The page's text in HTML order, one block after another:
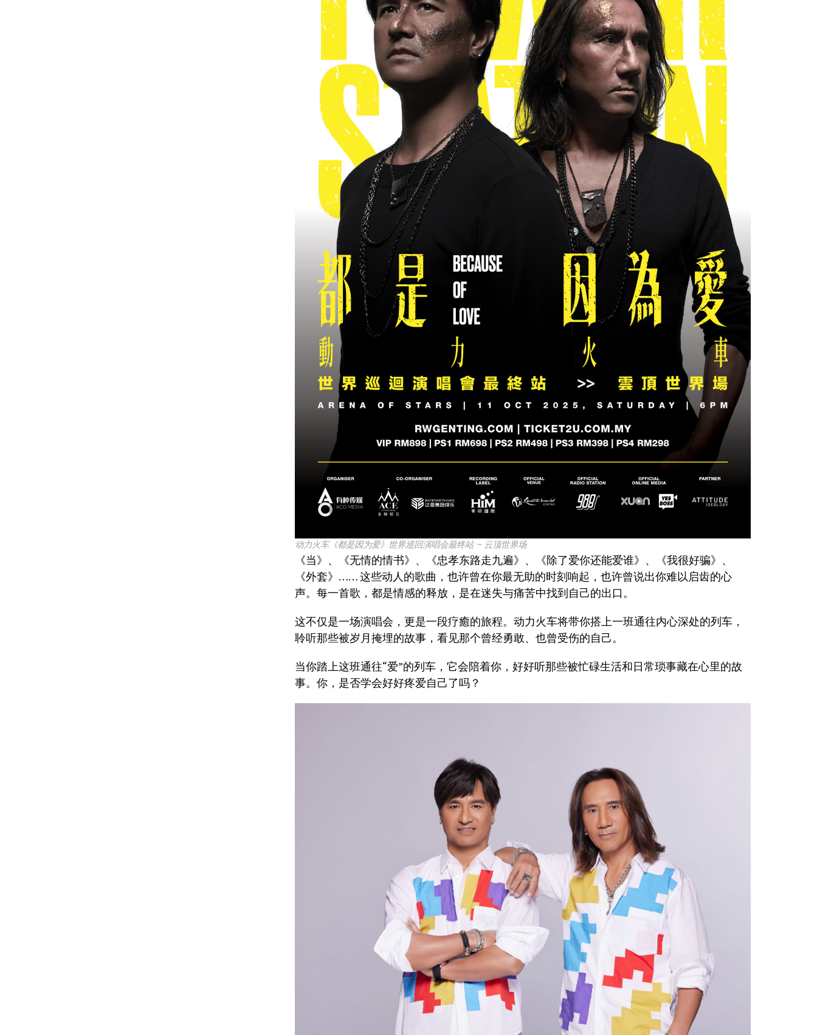
动力火车《都是因为爱》世界巡回演唱会最终站 – 云顶世界场
《当》、《无情的情书》、《忠孝东路走九遍》、《除了爱你还能爱谁》、《我很好骗》、
《外套》…… 这些动人的歌曲，也许曾在你最无助的时刻响起，也许曾说出你难以启齿的心
声。每一首歌，都是情感的释放，是在迷失与痛苦中找到自己的出口。
这不仅是一场演唱会，更是一段疗癒的旅程。动力火车将带你搭上一班通往内心深处的列车，
聆听那些被岁月掩埋的故事，看见那个曾经勇敢、也曾受伤的自己。
当你踏上这班通往“爱”的列车，它会陪着你，好好听那些被忙碌生活和日常琐事藏在心里的故
事。你，是否学会好好疼爱自己了吗？